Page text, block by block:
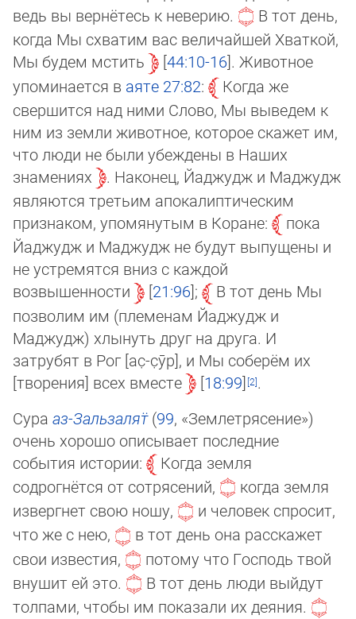
ведь вы вернётесь к неверию.
В тот день,
когда Мы схватим вас величайшей Хваткой,
Мы будем мстить
44:10-16 . Животное
упоминается в аяте 27:82:
Когда же
свершится над ними Слово, Мы выведем к
ним из земли животное, которое скажет им,
что люди не были убеждены в На­ших
знамениях
. Наконец, Йаджудж и Маджудж
являются третьим апокалиптическим
признаком, упомянутым в Ко­ра­не:
по­ка
Йаджудж и Маджудж не будут выпущены и
не устремятся вниз с каждой
возвышенности
21:96 ;
В тот день Мы
поз­во­лим им (племенам Йаджудж и
Маджудж) хлынуть друг на друга. И
затрубят в Рог [ас̣-с̣ӯр], и Мы соберём их
[тво­ре­ния] всех вместе
18:99
.
Сура аз-Заль­за­лят̈(99, «Зе­мле­тря­се­ние»)
очень хорошо описывает последние
события истории:
Когда земля
содрогнётся от сотрясений,
когда земля
извергнет свою ношу,
и человек спросит,
что же с нею,
в тот день она расскажет
свои известия,
потому что Господь твой
внушит ей это.
В тот день люди выйдут
толпами, чтобы им показали их деяния.